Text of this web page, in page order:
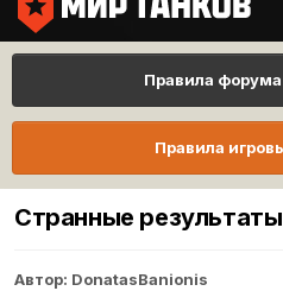
Правила
Правила
Странные
Автор: DonatasBanionis